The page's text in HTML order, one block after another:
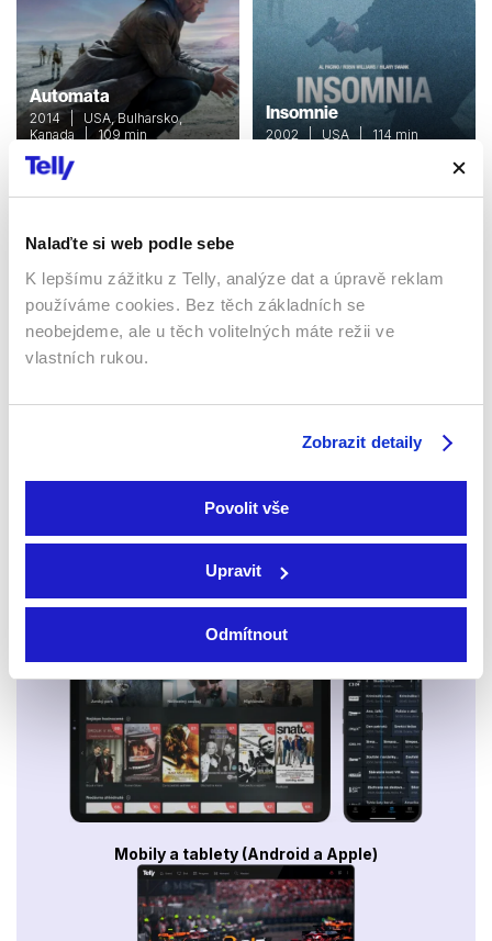
Nalaďte si web podle sebe
K lepšímu zážitku z Telly, analýze dat a úpravě reklam
používáme cookies. Bez těch základních se
neobejdeme, ale u těch volitelných máte režii ve
vlastních rukou.
Zobrazit detaily
Povolit vše
Upravit
Odmítnout
Automata
2014 | USA, Bulharsko,
Kanada | 109 min
Filmy / Thrillery / Sci-fi /
Drama
Insomnie
2002 | USA | 114 min
Sledujte kdekoliv až na 6 zařízeních
Sledovat internetovou televizi jde odkudkoliv
po celé EU, a to až na 6 zařízeních.
Smart TV - Android, Google, Samsung, LG, VIDAA
Mobily a tablety (Android a Apple)